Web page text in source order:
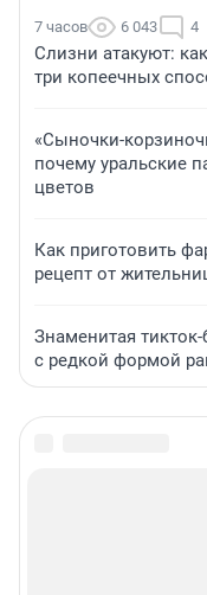
7 часов 6 043 4
Слизни атакуют:
три копеечных
«Сыночки-
почему уральские
цветов
Как приготовить
рецепт от
Знаменитая
с редкой формой